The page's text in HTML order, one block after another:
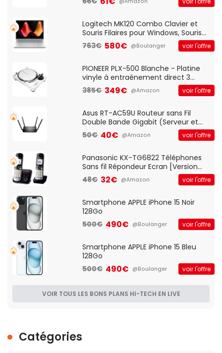
And Play, Confortable, Taille
QWERTY UK - Noir
Logitech MK120 Combo Clavier et
Souris Filaires pour Windows, Souris
Optique Filaire, Connexion USB Plug
And Play, Confortable, Taille
QWERTY UK - Noir
763€ 580€ @Boulanger voir l'offre
PIONEER PLX-500 Blanche - Platine
vinyle à entraénement direct 3
vitesses (33-45-78 trs/min) avec
pre-ampli intégré et port USB
385€ 349€ @Amazon voir l'offre
Asus RT-AC59U Routeur sans Fil
Double Bande Gigabit (Serveur et
Client VPN, Triple Vlan, Mode Point
d'accès et Bridge, contrôle Parental,
50€ 40€ @Amazon voir l'offre
Panasonic KX-TG6822 Téléphones
Sans fil Répondeur Ecran [Version
Française]
48€ 32€ @Amazon voir l'offre
Smartphone APPLE iPhone 15 Noir
128Go
500€ 490€ @Boulanger voir l'offre
Smartphone APPLE iPhone 15 Bleu
128Go
500€ 490€ @Boulanger voir l'offre
VOIR TOUS LES BONS PLANS HI-TECH EN LIVE
Catégories